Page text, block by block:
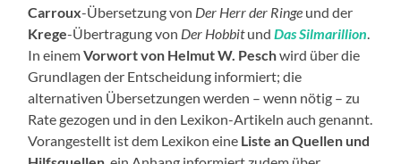
Carroux-Übersetzung von Der Herr der Ringe und der
Krege-Übertragung von Der HobbitundDas Silmarillion.
In einemVorwort von Helmut W. Peschwird über die
Grundlagen der Entscheidung informiert; die
alternativen Übersetzungen werden – wenn nötig – zu
Rate gezogen und in den Lexikon-Artikeln auch genannt.
Vorangestellt ist dem Lexikon eine Liste an Quellen und